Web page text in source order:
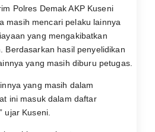
Polres Demak AKP Kuseni
masih mencari pelaku lainnya
yang mengakibatkan
Berdasarkan hasil penyelidikan
yang masih diburu petugas.
yang masih dalam
ini masuk dalam daftar
ujar Kuseni.